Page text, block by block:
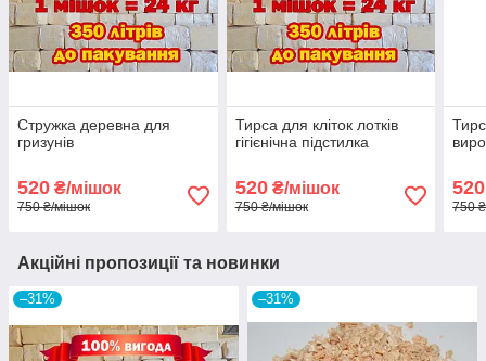
Стружка деревна для
гризунів
520 ₴/мішок
750 ₴/мішок
Тирса для кліток лотків
гігієнічна підстилка
520₴/мішок
750 ₴/мішок
520
750
Акційні пропозиції та новинки
–31% –31%